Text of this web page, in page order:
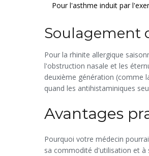
Pour l'asthme induit par
Soulagement
Pour la rhinite allergique
l'obstruction nasale et les
deuxième génération (comme
quand les antihistaminiques
Avantages
Pourquoi votre médecin
sa commodité d'utilisation et à